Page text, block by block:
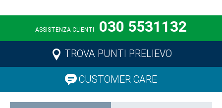
ASSISTENZA CLIENTI 030 5531132
TROVA PUNTI PRELIEVO
CUSTOMER CARE